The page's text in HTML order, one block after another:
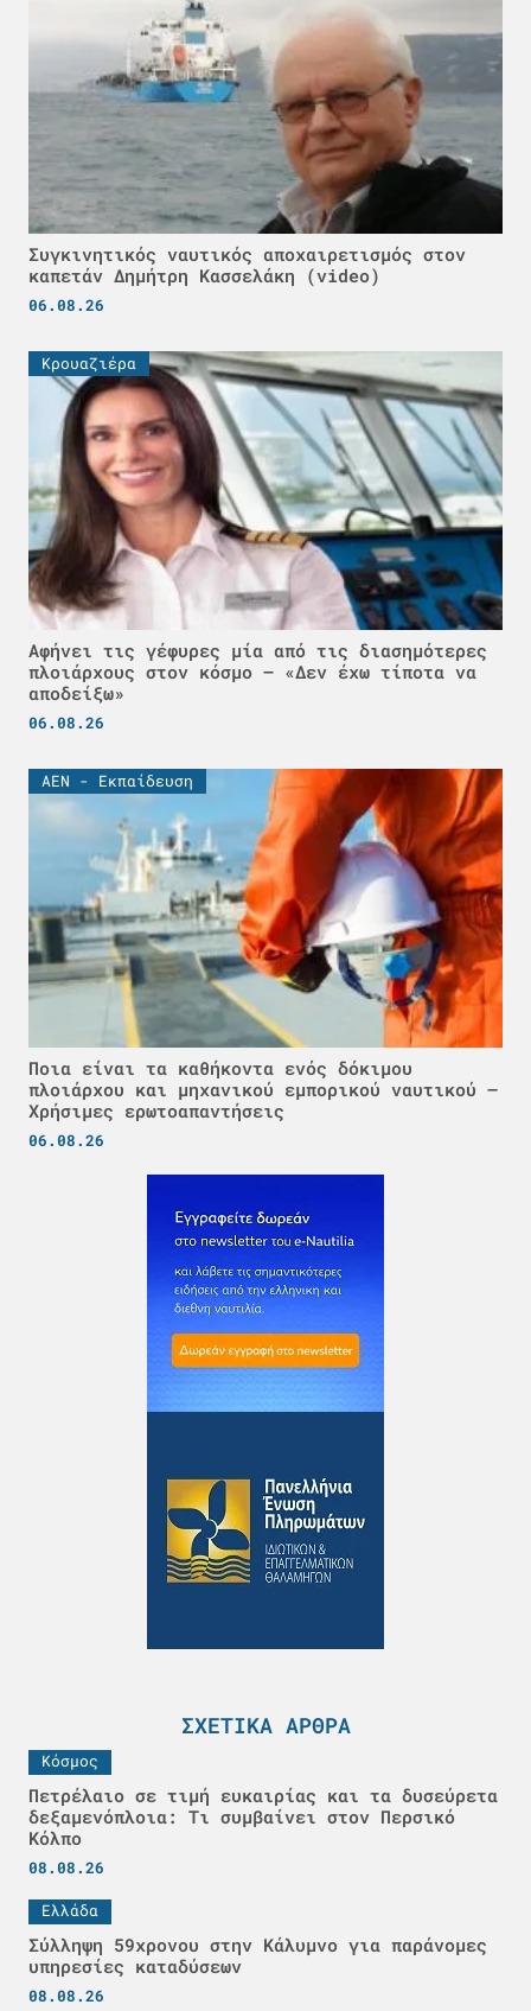
Συγκινητικός ναυτικός αποχαιρετισμός στον
καπετάν Δημήτρη Κασσελάκη (video)
06.08.26
Κρουαζιέρα
Αφήνει τις γέφυρες μία από τις διασημότερες
πλοιάρχους στον κόσμο – «Δεν έχω τίποτα να
αποδείξω»
06.08.26
ΑΕΝ - Εκπαίδευση
Ποια είναι τα καθήκοντα ενός δόκιμου
πλοιάρχου και μηχανικού εμπορικού ναυτικού –
Χρήσιμες ερωτοαπαντήσεις
06.08.26
ΣΧΕΤΙΚΆ ΆΡΘΡΑ
Κόσμος
Πετρέλαιο σε τιμή ευκαιρίας και τα δυσεύρετα
δεξαμενόπλοια: Τι συμβαίνει στον Περσικό
Κόλπο
08.08.26
Ελλάδα
Σύλληψη 59χρονου στην Κάλυμνο για παράνομες
υπηρεσίες καταδύσεων
08.08.26